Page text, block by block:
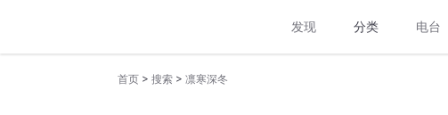
发现 分类 电台
首页 > 搜索 > 凛寒深冬